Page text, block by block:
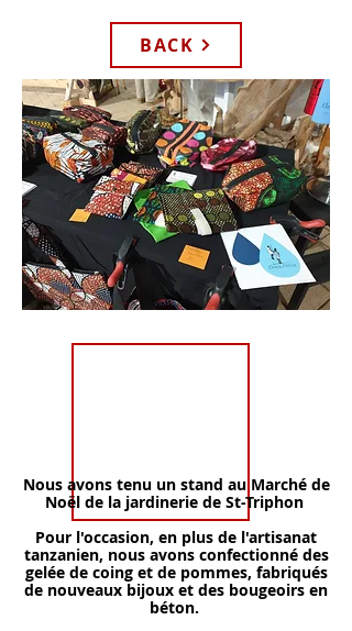
BACK
Nous avons tenu un stand au Marché de
Noël de la jardinerie de St-Triphon
Pour l'occasion, en plus de l'artisanat
tanzanien, nous avons confectionné des
gelée de coing et de pommes, fabriqués
de nouveaux bijoux et des bougeoirs en
béton.